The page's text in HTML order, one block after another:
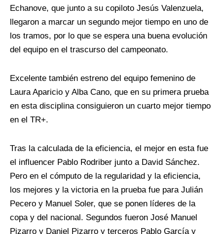
Echanove, que junto a su copiloto Jesús Valenzuela,
llegaron a marcar un segundo mejor tiempo en uno de
los tramos, por lo que se espera una buena evolución
del equipo en el trascurso del campeonato.
Excelente también estreno del equipo femenino de
Laura Aparicio y Alba Cano, que en su primera prueba
en esta disciplina consiguieron un cuarto mejor tiempo
en el TR+.
Tras la calculada de la eficiencia, el mejor en esta fue
el influencer Pablo Rodriber junto a David Sánchez.
Pero en el cómputo de la regularidad y la eficiencia,
los mejores y la victoria en la prueba fue para Julián
Pecero y Manuel Soler, que se ponen líderes de la
copa y del nacional. Segundos fueron José Manuel
Pizarro y Daniel Pizarro y terceros Pablo García y